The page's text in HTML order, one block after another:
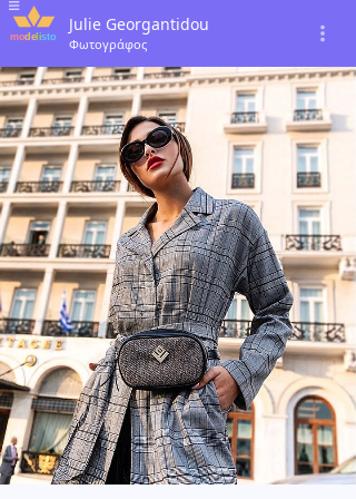
Julie Georgantidou
Φωτογράφος